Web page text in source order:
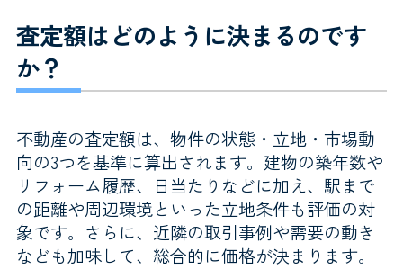
査定額はどのように決まるのです
か？
不動産の査定額は、物件の状態・立地・市場動
向の3つを基準に算出されます。建物の築年数や
リフォーム履歴、日当たりなどに加え、駅まで
の距離や周辺環境といった立地条件も評価の対
象です。さらに、近隣の取引事例や需要の動き
なども加味して、総合的に価格が決まります。